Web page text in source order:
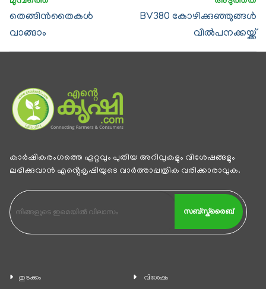
തെങ്ങിന്‍തൈകള്‍
വാങ്ങാം
BV380 കോഴിക്കുഞ്ഞുങ്ങള്‍
വില്‍പനക്കയ്ക്ക്
കാര്‍ഷികരംഗത്തെ ഏറ്റവും പുതിയ അറിവുകളും വിശേഷങ്ങളും
ലഭിക്കുവാന്‍ എൻ്റെകൃഷിയുടെ വാര്‍ത്താപ്പത്രിക വരിക്കാരാവുക.
സബ്സ്ക്രൈബ്
തുടക്കം വിശേഷം